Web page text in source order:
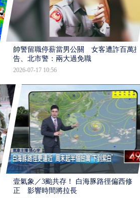
帥警留職停薪當男公關 女客遭詐百萬提
告、北市警：兩大過免職
2026-07-17 10:56
壹氣象／3颱共存！ 白海豚路徑偏西修
正 影響時間將拉長